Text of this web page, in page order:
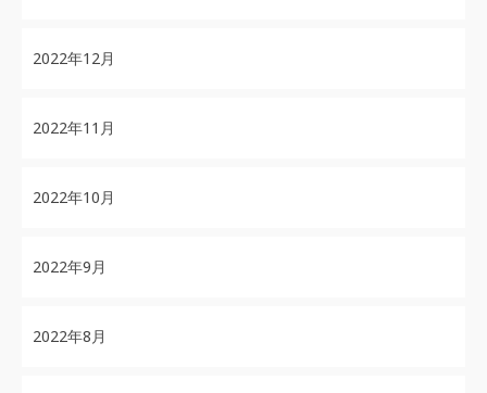
2022年12月
2022年11月
2022年10月
2022年9月
2022年8月